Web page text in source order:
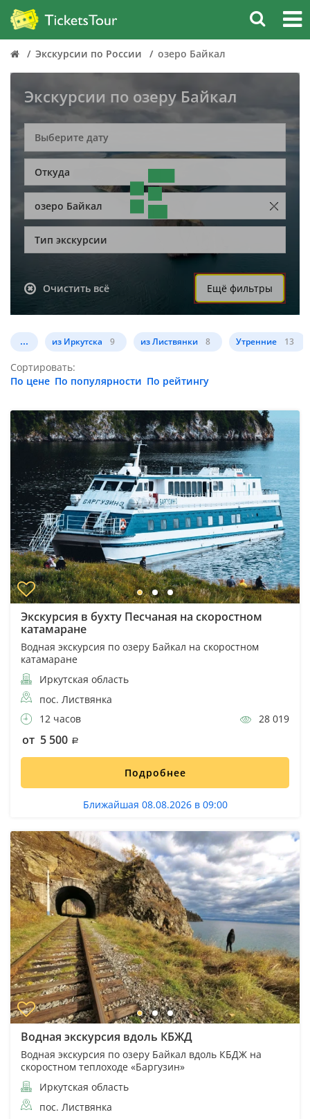
Экскурсии по России озеро Байкал
Экскурсии по озеру Байкал
Откуда
озеро Байкал
Тип экскурсии
Очистить всё Ещё фильтры
... из Иркутска 9 из Листвянки 8 Утренние 13
Сортировать:
По цене По популярности По рейтингу
Экскурсия в бухту Песчаная на скоростном
катамаране
Водная экскурсия по озеру Байкал на скоростном
катамаране
Иркутская область
пос. Листвянка
12 часов
28 019
от 5 500
Подробнее
Ближайшая 08.08.2026 в 09:00
Водная экскурсия вдоль КБЖД
Водная экскурсия по озеру Байкал вдоль КБДЖ на
скоростном теплоходе «Баргузин»
Иркутская область
пос. Листвянка